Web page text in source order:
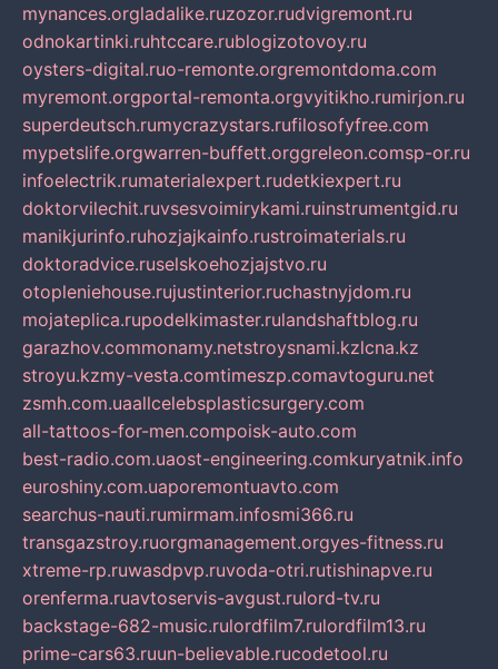
mynances.orgladalike.ruzozor.rudvigremont.ru
odnokartinki.ruhtccare.rublogizotovoy.ru
oysters-digital.ruo-remonte.orgremontdoma.com
myremont.orgportal-remonta.orgvyitikho.rumirjon.ru
superdeutsch.rumycrazystars.rufilosofyfree.com
mypetslife.orgwarren-buffett.orggreleon.comsp-or.ru
infoelectrik.rumaterialexpert.rudetkiexpert.ru
doktorvilechit.ruvsesvoimirykami.ruinstrumentgid.ru
manikjurinfo.ruhozjajkainfo.rustroimaterials.ru
doktoradvice.ruselskoehozjajstvo.ru
otopleniehouse.rujustinterior.ruchastnyjdom.ru
mojateplica.rupodelkimaster.rulandshaftblog.ru
garazhov.commonamy.netstroysnami.kzlcna.kz
stroyu.kzmy-vesta.comtimeszp.comavtoguru.net
zsmh.com.uaallcelebsplasticsurgery.com
all-tattoos-for-men.compoisk-auto.com
best-radio.com.uaost-engineering.comkuryatnik.info
euroshiny.com.uaporemontuavto.com
searchus-nauti.rumirmam.infosmi366.ru
transgazstroy.ruorgmanagement.orgyes-fitness.ru
xtreme-rp.ruwasdpvp.ruvoda-otri.rutishinapve.ru
orenferma.ruavtoservis-avgust.rulord-tv.ru
backstage-682-music.rulordfilm7.rulordfilm13.ru
prime-cars63.ruun-believable.rucodetool.ru